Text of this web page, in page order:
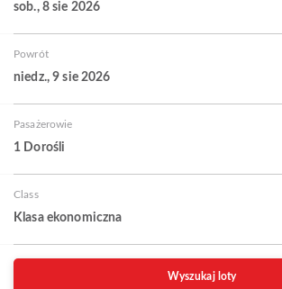
sob., 8 sie 2026
Powrót
niedz., 9 sie 2026
Pasażerowie
1 Dorośli
Class
Klasa ekonomiczna
Wyszukaj loty